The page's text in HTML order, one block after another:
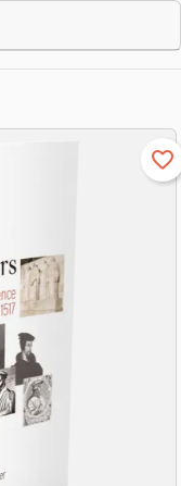
favorite_border